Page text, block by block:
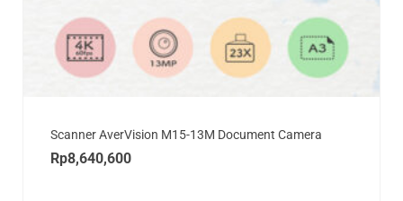
Scanner AverVision M15-13M Document Camera
Rp8,640,600